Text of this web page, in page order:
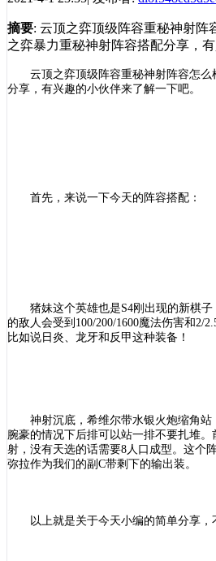
摘要: 云顶之弈顶级阵容重秘神射
之弈暴力重秘神射阵容搭配分享，
云顶之弈顶级阵容重秘神射阵容怎
分享，有兴趣的小伙伴来了解一下吧。
首先，来说一下今天的阵容搭配：
猪妹这个英雄也是S4刚出现的新棋
的敌人会受到100/200/1600魔法伤害和2/
比如说日炎、龙牙和反甲这种装备！
神射沉底，希维尔带水银火炮缩角
腕豪的情况下后排可以站一排不要扎堆。
射，没有天选的话需要8人口成型。这个
弥拉作为我们的副C带剩下的输出装。
以上就是关于今天小编的简单分享